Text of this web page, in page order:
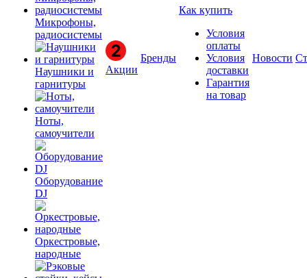
Микрофоны,
радиосистемы
Наушники и
гарнитуры
Ноты,
самоучители
Оборудование
DJ
Оркестровые,
народные
Акции
Бренды
Как купить
Условия
оплаты
Условия
доставки
Гарантия
на товар
Новости